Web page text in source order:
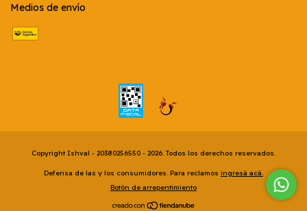
Medios de envío
Copyright Ishval - 20380256550 - 2026. Todos los derechos reservados.
Defensa de las y los consumidores. Para reclamos ingresá acá.
Botón de arrepentimiento